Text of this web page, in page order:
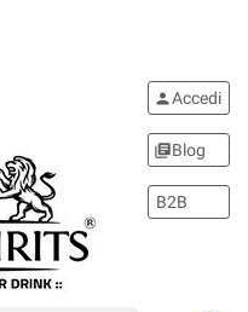
personAccedi
library_booksBlog
B2B